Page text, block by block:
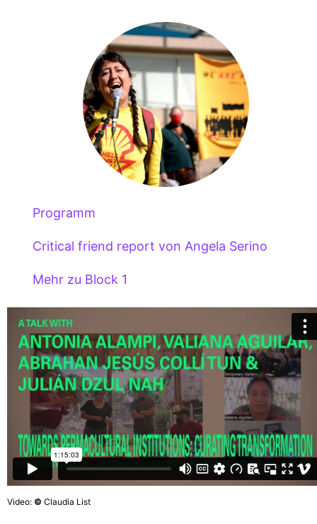
Programm
Critical friend report von Angela Serino
Mehr zu Block 1
Video: © Claudia List